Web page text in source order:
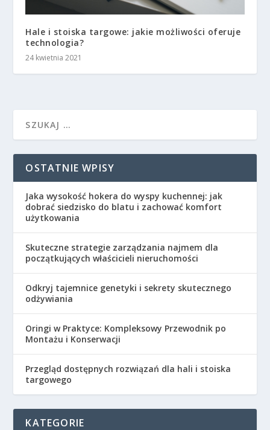
Hale i stoiska targowe: jakie możliwości oferuje
technologia?
24 kwietnia 2021
OSTATNIE WPISY
Jaka wysokość hokera do wyspy kuchennej: jak
dobrać siedzisko do blatu i zachować komfort
użytkowania
Skuteczne strategie zarządzania najmem dla
początkujących właścicieli nieruchomości
Odkryj tajemnice genetyki i sekrety skutecznego
odżywiania
Oringi w Praktyce: Kompleksowy Przewodnik po
Montażu i Konserwacji
Przegląd dostępnych rozwiązań dla hali i stoiska
targowego
KATEGORIE